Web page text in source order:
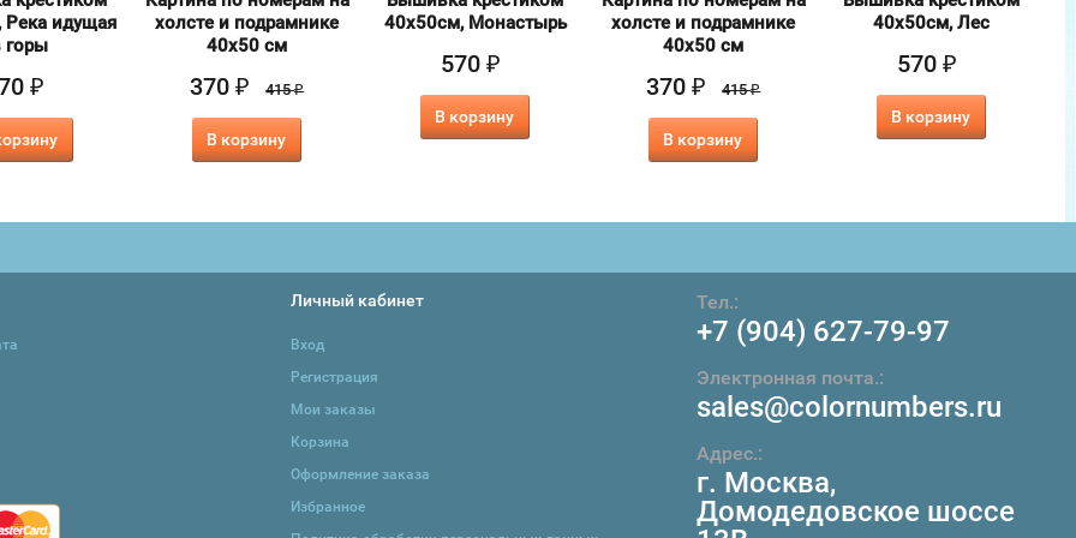
Река идущая
горы
₽
холсте и подрамнике
40х50 см
370₽ 415₽
В корзину
40х50см, Монастырь
570 ₽
В корзину
холсте и подрамнике
40х50 см
370₽ 415₽
В корзину
40х50см, Лес
570 ₽
В корзину
Личный кабинет
Вход
Регистрация
Мои заказы
Корзина
Оформление заказа
Избранное
Тел.:
+7 (904) 627-79-97
Электронная почта.:
sales@colornumbers.ru
Адрес.:
г. Москва,
Домодедовское шоссе